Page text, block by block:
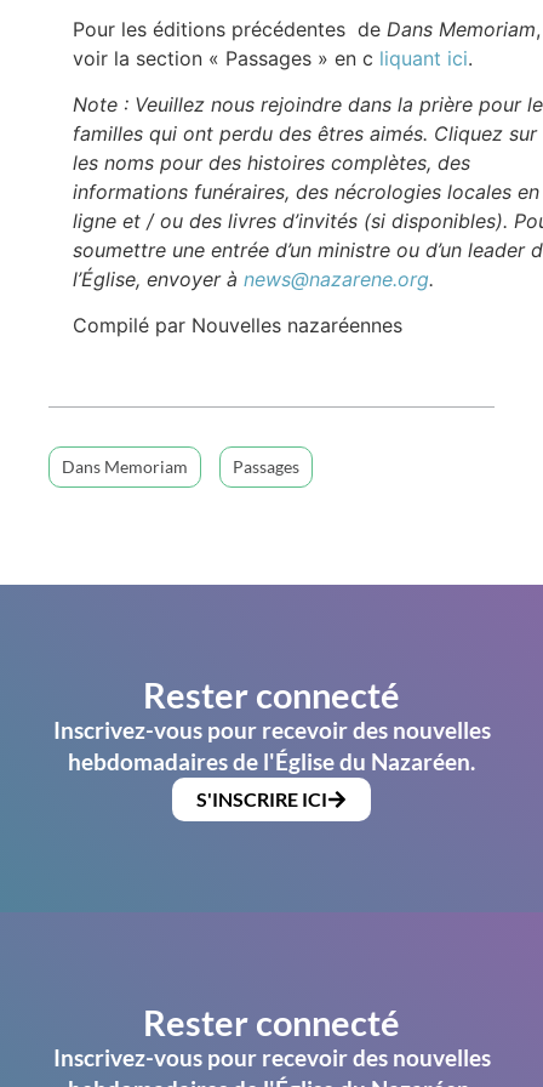
Pour les éditions précédentes de Dans Memoriam,
voir la section « Passages » en c liquant ici.
Note : Veuillez nous rejoindre dans la prière pour
familles qui ont perdu des êtres aimés. Cliquez sur
les noms pour des histoires complètes, des
informations funéraires, des nécrologies locales en
ligne et / ou des livres d’invités (si disponibles).
soumettre une entrée d’un ministre ou d’un leader
l’Église, envoyer à news@nazarene.org.
Compilé par Nouvelles nazaréennes
Dans Memoriam Passages
Rester connecté
Inscrivez-vous pour recevoir des nouvelles
hebdomadaires de l'Église du Nazaréen.
S'INSCRIRE ICI
Rester connecté
Inscrivez-vous pour recevoir des nouvelles